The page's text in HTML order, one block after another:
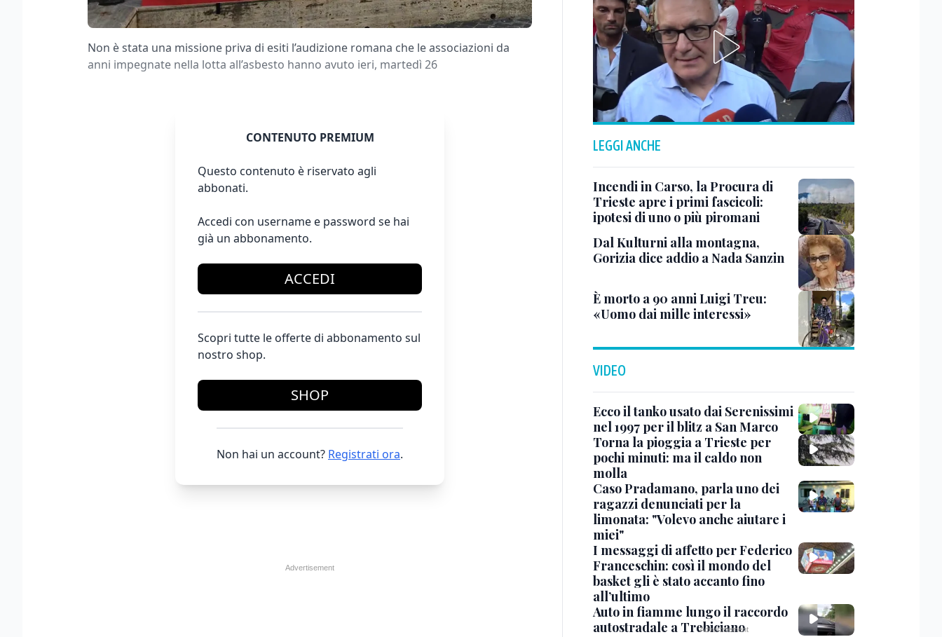
Non è stata una missione priva di esiti l’audizione romana che le associazioni da
anni impegnate nella lotta all’asbesto hanno avuto ieri, martedì 26
CONTENUTO PREMIUM
Questo contenuto è riservato agli
abbonati.
Accedi con username e password se hai
già un abbonamento.
ACCEDI
Scopri tutte le offerte di abbonamento sul
nostro shop.
SHOP
Non hai un account? Registrati ora.
LEGGI ANCHE
Incendi in Carso, la Procura di
Trieste apre i primi fascicoli:
ipotesi di uno o più piromani
Dal Kulturni alla montagna,
Gorizia dice addio a Nada Sanzin
È morto a 90 anni Luigi Treu:
«Uomo dai mille interessi»
VIDEO
Ecco il tanko usato dai Serenissimi
nel 1997 per il blitz a San Marco
Torna la pioggia a Trieste per
pochi minuti: ma il caldo non
molla
Caso Pradamano, parla uno dei
ragazzi denunciati per la
limonata: "Volevo anche aiutare i
miei"
I messaggi di affetto per Federico
Franceschin: così il mondo del
basket gli è stato accanto fino
all’ultimo
Auto in fiamme lungo il raccordo
autostradale a Trebiciano